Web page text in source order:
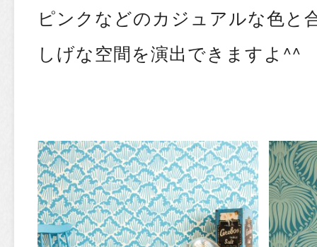
ピンクなどのカジュアルな色と
しげな空間を演出できますよ^^